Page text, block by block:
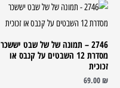
2746 – תמונה של של שבט יששכר
מסדרת 12 השבטים על קנבס או
זכוכית
69.00₪